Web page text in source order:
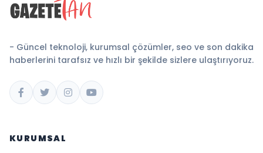
- Güncel teknoloji, kurumsal çözümler, seo ve son dakika
haberlerini tarafsız ve hızlı bir şekilde sizlere ulaştırıyoruz.
KURUMSAL